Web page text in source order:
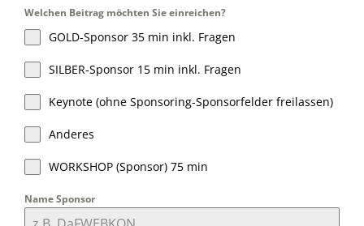
Welchen Beitrag möchten Sie einreichen?
GOLD-Sponsor 35 min inkl. Fragen
SILBER-Sponsor 15 min inkl. Fragen
Keynote (ohne Sponsoring-Sponsorfelder freilassen)
Anderes
WORKSHOP (Sponsor) 75 min
Name Sponsor